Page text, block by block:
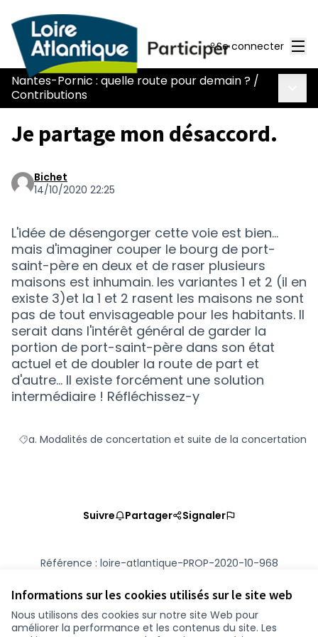
Informations sur les cookies utilisés sur le site web
Nous utilisons des cookies sur notre site Web pour
améliorer la performance et les contenus du site. Les
Se connecter
Nantes-Pornic : quelle route pour demain ? /
Contributions
Je partage mon désaccord.
Bichet
14/10/2020 22:25
L'idée de désengorger cette voie est bien...
mais d'imaginer couper le bourg de port-
saint-père en deux et de raser plusieurs
maisons est inhumain. les variantes 1 et 2 (il en
existe 3)et la 1 et 2 rasent les maisons ne sont
pas de tout envisageable pour les habitants. Il
serait dans l'intérêt général de garder la
portion de port-saint-père dans son état
actuel et de doubler la route de part et
d'autre... Il existe forcément une solution
intermédiaire ! Réfléchissez-y
Filtrer les résultats de la catégorie : a. Modalités de
a. Modalités de concertation et suite de la concertation
Suivre Partager Signaler
Référence : loire-atlantique-PROP-2020-10-968
Vérifiez l'empreinte numérique
Conditions d'utilisation